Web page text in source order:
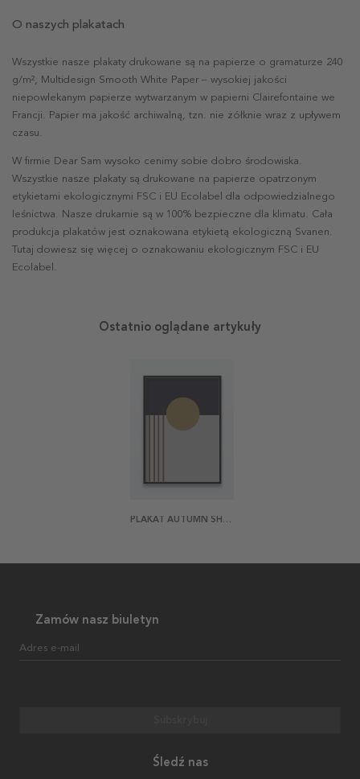
O naszych plakatach
Wszystkie nasze plakaty drukowane są na papierze o gramaturze 240
g/m², Multidesign Smooth White Paper – wysokiej jakości
niepowlekanym papierze wytwarzanym w papierni Clairefontaine we
Francji. Papier ma jakość archiwalną, tzn. nie żółknie wraz z upływem
czasu.
W firmie Dear Sam wysoko cenimy sobie dobro środowiska.
Wszystkie nasze plakaty są drukowane na papierze opatrzonym
etykietami ekologicznymi FSC i EU Ecolabel dla odpowiedzialnego
leśnictwa. Nasze drukarnie są w 100% bezpieczne dla klimatu. Cała
produkcja plakatów jest oznakowana etykietą ekologiczną Svanen.
Tutaj dowiesz się więcej o oznakowaniu ekologicznym FSC i EU
Ecolabel.
Ostatnio oglądane artykuły
PLAKAT AUTUMN SHAPES
Zamów nasz biuletyn
Adres e-mail
Śledź nas